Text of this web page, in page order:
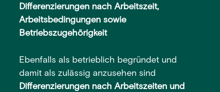
Differenzierungen nach Arbeitszeit,
Arbeitsbedingungen sowie
Betriebszugehörigkeit
Ebenfalls als betrieblich begründet und
damit als zulässig anzusehen sind
Differenzierungen nach Arbeitszeiten und